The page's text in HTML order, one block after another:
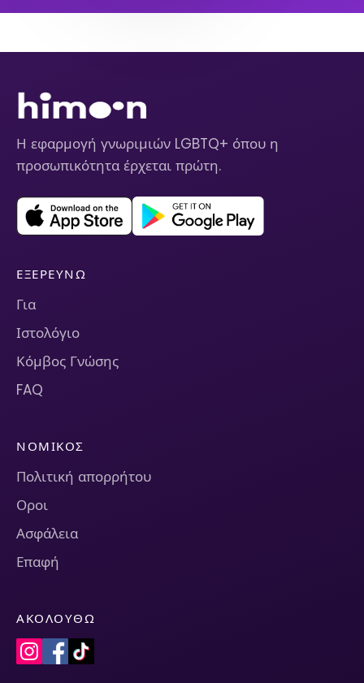
Η εφαρμογή γνωριμιών LGBTQ+ όπου η
προσωπικότητα έρχεται πρώτη.
ΕΞΕΡΕΥΝΏ
Για
Ιστολόγιο
Κόμβος Γνώσης
FAQ
ΝΟΜΙΚΌΣ
Πολιτική απορρήτου
Οροι
Ασφάλεια
Επαφή
ΑΚΟΛΟΥΘΏ